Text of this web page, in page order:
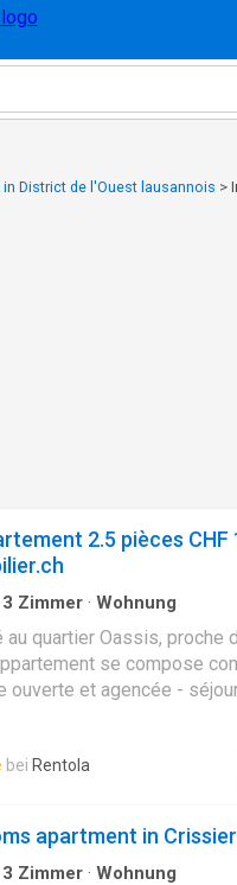
District de l'Ouest lausannois >
2.5 pièces CHF
3 Zimmer · Wohnung
au quartier Oassis, proche
se compose
ouverte et agencée -
bei Rentola
apartment in
3 Zimmer · Wohnung